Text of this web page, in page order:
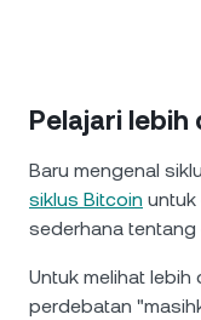
Pelajari lebih
Baru mengenal
siklus Bitcoin untuk
sederhana tentang
Untuk melihat
perdebatan